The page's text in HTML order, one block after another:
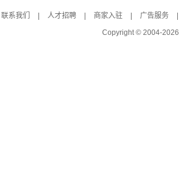
联系我们 人才招聘 商家入驻 广告服务
Copyright © 2004-2026